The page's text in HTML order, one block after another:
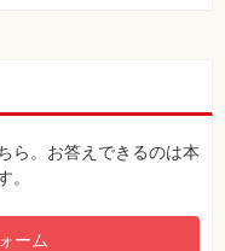
ら。お答えできるのは本
。
ーム